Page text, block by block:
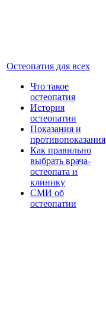
Остеопатия для всех
Что такое
остеопатия
История
остеопатии
Показания и
противопоказания
Как правильно
выбрать врача-
остеопата и
клинику
СМИ об
остеопатии